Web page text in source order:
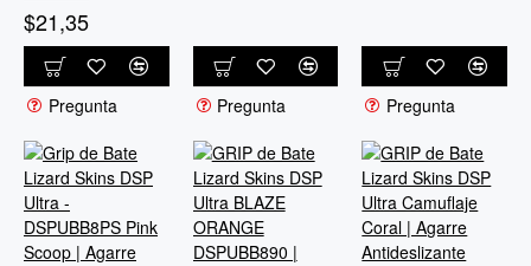
$21,35
Pregunta Pregunta Pregunta